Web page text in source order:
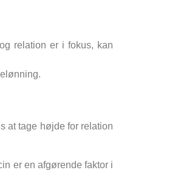
relation er i fokus, kan
at tage højde for relation
er en afgørende faktor i